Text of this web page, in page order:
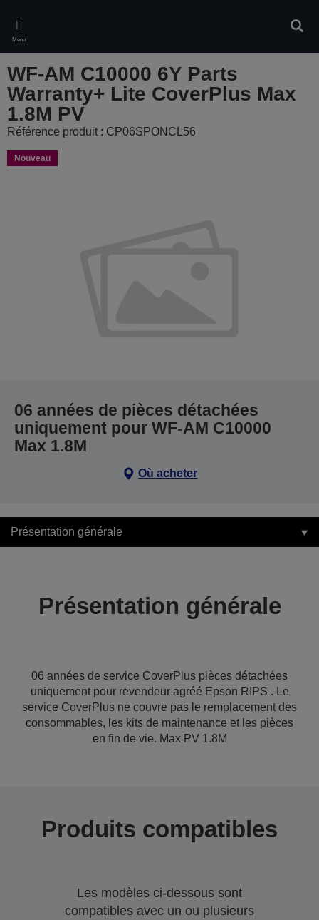
main
content
Menu
WF-AM C10000 6Y Parts
Warranty+ Lite CoverPlus Max
1.8M PV
Référence produit : CP06SPONCL56
Nouveau
06 années de pièces détachées
uniquement pour WF-AM C10000
Max 1.8M
Où acheter
Présentation générale
Présentation générale
06 années de service CoverPlus pièces détachées
uniquement pour revendeur agréé Epson RIPS . Le
service CoverPlus ne couvre pas le remplacement des
consommables, les kits de maintenance et les pièces
en fin de vie. Max PV 1.8M
Produits compatibles
Les modèles ci-dessous sont
compatibles avec un ou plusieurs